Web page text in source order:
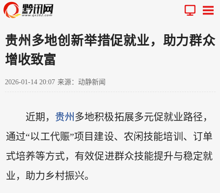
贵州多地创新举措促就业，助力群众
增收致富
2026-01-14 20:07 来源：动静新闻
近期， 贵州 多地积极拓展多元促就业路径，
通过“以工代赈”项目建设、农闲技能培训、订单
式培养等方式，有效促进群众技能提升与稳定就
业，助力乡村振兴。